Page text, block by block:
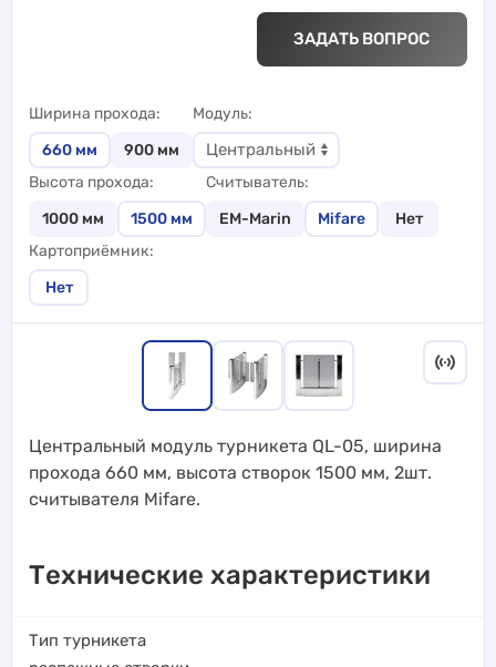
ЗАДАТЬ ВОПРОС
Ширина прохода
660 мм 900 мм
Модуль
Высота прохода
1000 мм 1500 мм
Считыватель
EM-Marin
Mifare
Нет
Картоприёмник
Нет
Центральный модуль турникета QL-05, ширина
прохода 660 мм, высота створок 1500 мм, 2шт.
считывателя Mifare.
Технические характеристики
Тип турникета